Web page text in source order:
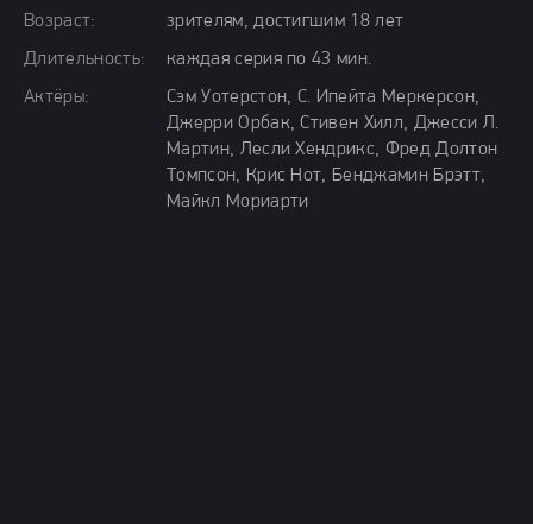
Возраст:
зрителям, достигшим 18 лет
Длительность:
каждая серия по 43 мин.
Актёры:
Сэм Уотерстон, С. Ипейта Меркерсон,
Джерри Орбак, Стивен Хилл, Джесси Л.
Мартин, Лесли Хендрикс, Фред Долтон
Томпсон, Крис Нот, Бенджамин Брэтт,
Майкл Мориарти